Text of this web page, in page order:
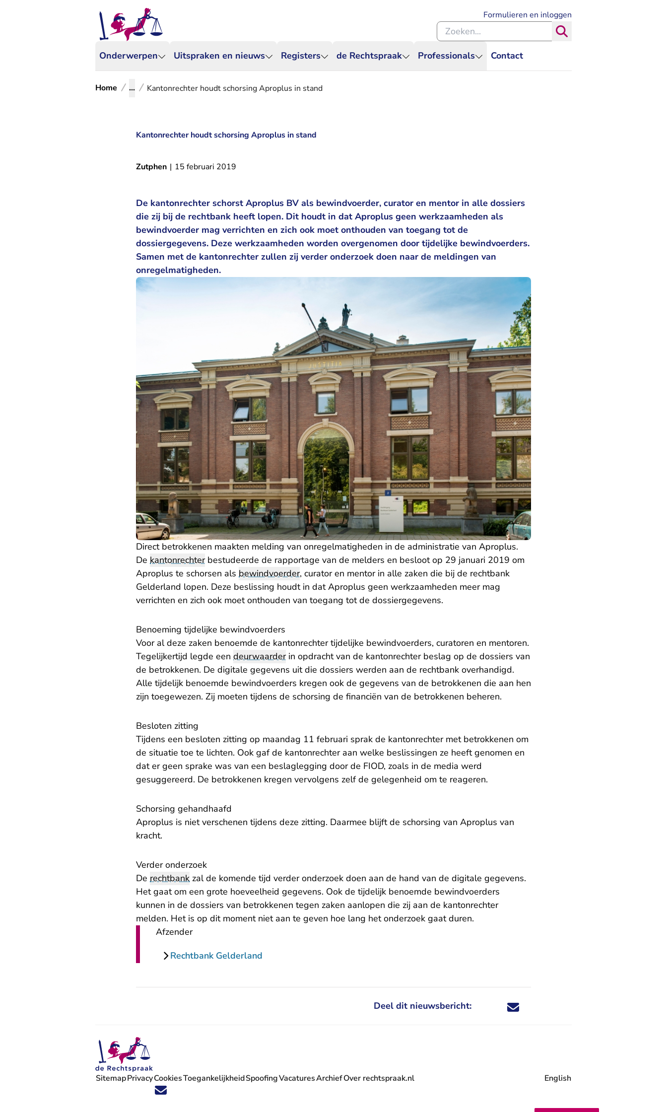
Onderwerpen Uitspraken en nieuws Registers de Rechtspraak Professionals Contact
Formulieren en inloggen
Zoeken binnen de Rechtspraak
Home ... Kantonrechter houdt schorsing Aproplus in stand
Kantonrechter houdt schorsing Aproplus in stand
Zutphen | 15 februari 2019
De kantonrechter schorst Aproplus BV als bewindvoerder, curator en mentor in alle dossiers
die zij bij de rechtbank heeft lopen. Dit houdt in dat Aproplus geen werkzaamheden als
bewindvoerder mag verrichten en zich ook moet onthouden van toegang tot de
dossiergegevens. Deze werkzaamheden worden overgenomen door tijdelijke bewindvoerders.
Samen met de kantonrechter zullen zij verder onderzoek doen naar de meldingen van
onregelmatigheden.
Direct betrokkenen maakten melding van onregelmatigheden in de administratie van Aproplus.
De kantonrechterbestudeerde de rapportage van de melders en besloot op 29 januari 2019 om
Aproplus te schorsen als bewindvoerder, curator en mentor in alle zaken die bij de rechtbank
Gelderland lopen. Deze beslissing houdt in dat Aproplus geen werkzaamheden meer mag
verrichten en zich ook moet onthouden van toegang tot de dossiergegevens.
Benoeming tijdelijke bewindvoerders
Voor al deze zaken benoemde de kantonrechter tijdelijke bewindvoerders, curatoren en mentoren.
Tegelijkertijd legde een deurwaarderin opdracht van de kantonrechter beslag op de dossiers van
de betrokkenen. De digitale gegevens uit die dossiers werden aan de rechtbank overhandigd.
Alle tijdelijk benoemde bewindvoerders kregen ook de gegevens van de betrokkenen die aan hen
zijn toegewezen. Zij moeten tijdens de schorsing de financiën van de betrokkenen beheren.
Besloten zitting
Tijdens een besloten zitting op maandag 11 februari sprak de kantonrechter met betrokkenen om
de situatie toe te lichten. Ook gaf de kantonrechter aan welke beslissingen ze heeft genomen en
dat er geen sprake was van een beslaglegging door de FIOD, zoals in de media werd
gesuggereerd. De betrokkenen kregen vervolgens zelf de gelegenheid om te reageren.
Schorsing gehandhaafd
Aproplus is niet verschenen tijdens deze zitting. Daarmee blijft de schorsing van Aproplus van
kracht.
Verder onderzoek
De rechtbank zal de komende tijd verder onderzoek doen aan de hand van de digitale gegevens.
Het gaat om een grote hoeveelheid gegevens. Ook de tijdelijk benoemde bewindvoerders
kunnen in de dossiers van betrokkenen tegen zaken aanlopen die zij aan de kantonrechter
melden. Het is op dit moment niet aan te geven hoe lang het onderzoek gaat duren.
Afzender
Rechtbank Gelderland
Deel dit nieuwsbericht: Deel dit nieuwsbericht via X - U verlaat
Deel dit nieuwsbericht via Facebook - U
Deel dit nieuwsbericht via e-mail
Deel dit nieuwsbericht via LinkedIn - U
Volg ons op X (Twitter) - U verlaat Rechtspraak.nl
Volg ons op Facebook - U verlaat Rechtspraak.nl
Volg ons op Instagram - U verlaat Rechtspraak.nl
Volg ons op Youtube - U verlaat Rechtspraak.nl
Volg ons op LinkedIn - U verlaat Rechtspraak.nl
'Blijf op de hoogte' nieuwsbrief - U verlaat Rechtspraak.nl
SitemapPrivacyCookiesToegankelijkheidSpoofingVacatures
- U verlaat Rechtspraak.nl
ArchiefOver rechtspraak.nl English